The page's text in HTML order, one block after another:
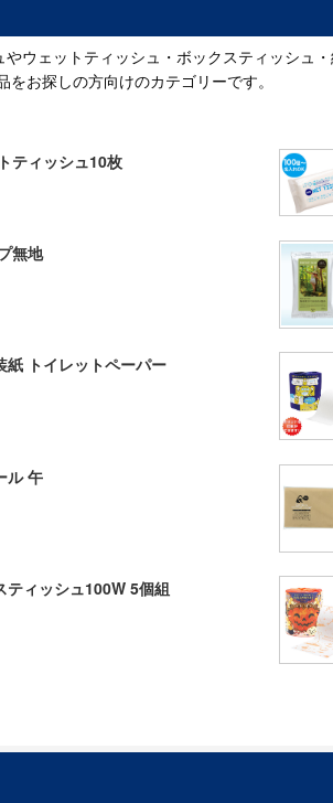
・乳幼
・お肌
は、可
最低ロ
※別途
ウェットティッシュ・ボックスティッシュ
お探しの方向けのカテゴリーです。
ティッシュ10枚
無地
紙 トイレットペーパー
ル 午
ティッシュ100W 5個組